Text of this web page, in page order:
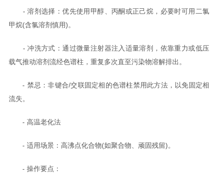
- 溶剂选择：优先使用甲醇、丙酮或正己烷，必要时可用二氯
甲烷(含氯溶剂慎用)。
- 冲洗方式：通过微量注射器注入适量溶剂，依靠重力或低压
载气推动溶剂流经色谱柱，重复多次直至污染物溶解排出。
- 禁忌：非键合/交联固定相的色谱柱禁用此方法，以免固定相
流失。
- 高温老化法
- 适用场景：高沸点化合物(如聚合物、顽固残留)。
- 操作要点：